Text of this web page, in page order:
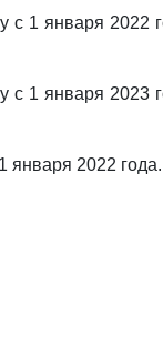
с 1 января 2022
с 1 января 2023
января 2022